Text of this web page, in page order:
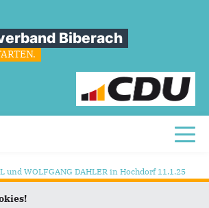
Biberach
und WOLFGANG DAHLER in Hochdorf 11.1.25